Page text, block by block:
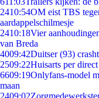
2410:54OM eist TBS
aardappelschilmesje
2410:18Vier
van Breda
4009:42Duitser (93)
2509:22Huisarts per
6609:19Onlyfans-model
maan
2409:02